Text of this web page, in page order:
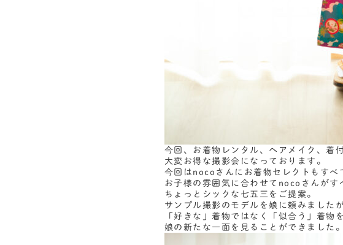
今回、お着物レンタル、ヘアメイク、着
大変お得な撮影会になっております。
今回はnocoさんにお着物セレクトもすべ
お子様の雰囲気に合わせてnocoさんがす
ちょっとシックな七五三をご提案。
サンプル撮影のモデルを娘に頼みました
「好きな」着物ではなく「似合う」着物
娘の新たな一面を見ることができました。